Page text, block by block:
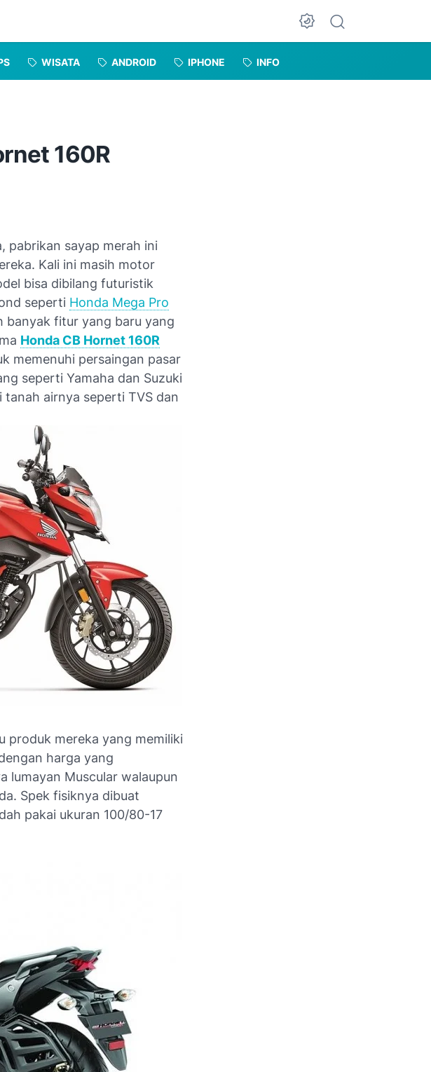
Dark Mode
WISATA ANDROID IPHONE INFO
160R
pabrikan sayap merah ini
Kali ini masih motor
bisa dibilang futuristik
seperti Honda Mega Pro
banyak fitur yang baru yang
Honda CB Hornet 160R
memenuhi persaingan pasar
seperti Yamaha dan Suzuki
airnya seperti TVS dan
produk mereka yang memiliki
harga yang
lumayan Muscular walaupun
Spek fisiknya dibuat
pakai ukuran 100/80-17